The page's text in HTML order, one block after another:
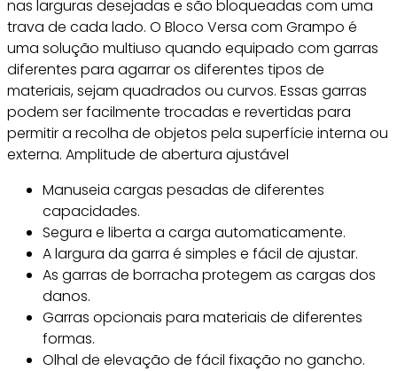
nas larguras desejadas e são bloqueadas com uma
trava de cada lado. O Bloco Versa com Grampo é
uma solução multiuso quando equipado com garras
diferentes para agarrar os diferentes tipos de
materiais, sejam quadrados ou curvos. Essas garras
podem ser facilmente trocadas e revertidas para
permitir a recolha de objetos pela superfície interna ou
externa. Amplitude de abertura ajustável
Manuseia cargas pesadas de diferentes
capacidades.
Segura e liberta a carga automaticamente.
A largura da garra é simples e fácil de ajustar.
As garras de borracha protegem as cargas dos
danos.
Garras opcionais para materiais de diferentes
formas.
Olhal de elevação de fácil fixação no gancho.